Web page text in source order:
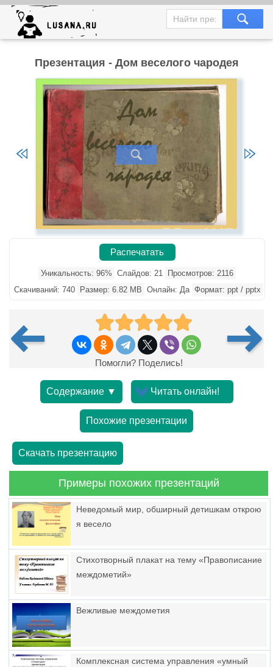
Презентация - Дом веселого чародея
Распечатать
Уникальность: 96% Слайдов: 21
Просмотров: 2116
Скачиваний: 740
Размер: 6.82 MB Онлайн: Да Формат: ppt / pptx
Помогли? Поделись!
Содержание ▼ Читать онлайн!
Похожие презентации
Скачать презентацию
Примеры похожих презентаций
Неведомый мир, обширный детишкам открою
я весело
Стихотворный плакат на тему «Правописание
междометий»
Вежливые междометия
Комплексная система управления «умный